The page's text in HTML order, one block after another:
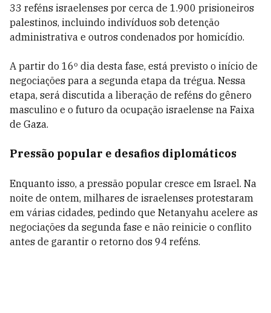
33 reféns israelenses por cerca de 1.900 prisioneiros
palestinos, incluindo indivíduos sob detenção
administrativa e outros condenados por homicídio.
A partir do 16º dia desta fase, está previsto o início de
negociações para a segunda etapa da trégua. Nessa
etapa, será discutida a liberação de reféns do gênero
masculino e o futuro da ocupação israelense na Faixa
de Gaza.
Pressão popular e desafios diplomáticos
Enquanto isso, a pressão popular cresce em Israel. Na
noite de ontem, milhares de israelenses protestaram
em várias cidades, pedindo que Netanyahu acelere as
negociações da segunda fase e não reinicie o conflito
antes de garantir o retorno dos 94 reféns.